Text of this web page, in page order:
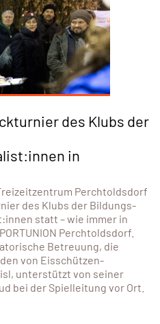
des Klubs der
in
Perchtoldsdorf
des Klubs der Bildungs-
statt – wie immer in
Perchtoldsdorf.
Betreuung, die
von Eisschützen-
unterstützt von seiner
bei der Spielleitung vor Ort.